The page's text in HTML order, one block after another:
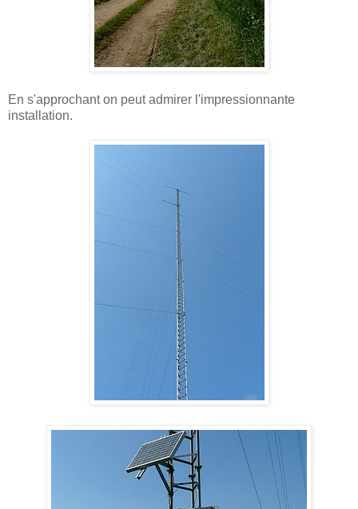
En s'approchant on peut admirer l'impressionnante
installation.